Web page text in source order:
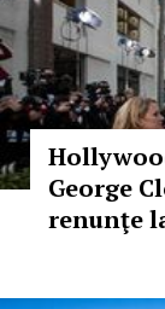
George
renunţe